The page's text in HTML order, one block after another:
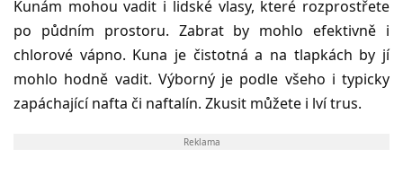
Kunám mohou vadit i lidské vlasy, které rozprostřete
po půdním prostoru. Zabrat by mohlo efektivně i
chlorové vápno. Kuna je čistotná a na tlapkách by jí
mohlo hodně vadit. Výborný je podle všeho i typicky
zapáchající nafta či naftalín. Zkusit můžete i lví trus.
Reklama